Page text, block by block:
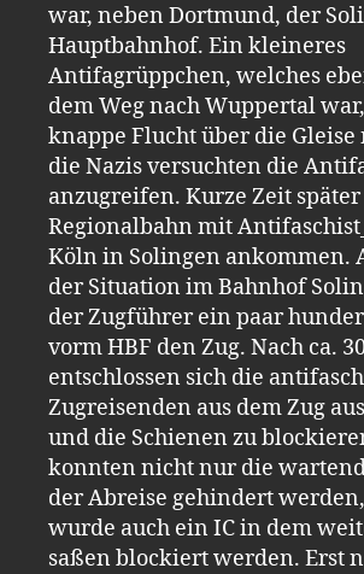
war, neben Dortmund, der
Hauptbahnhof. Ein kleineres
Antifagrüppchen, welches
dem Weg nach Wuppertal
knappe Flucht über die Gleise
die Nazis versuchten die
anzugreifen. Kurze Zeit
Regionalbahn mit
Köln in Solingen ankommen.
der Situation im Bahnhof
der Zugführer ein paar
vorm HBF den Zug. Nach ca.
entschlossen sich die
Zugreisenden aus dem Zug
und die Schienen zu
konnten nicht nur die
der Abreise gehindert
wurde auch ein IC in dem
saßen blockiert werden. Erst